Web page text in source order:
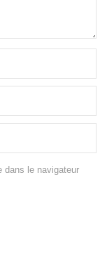
dans le navigateur